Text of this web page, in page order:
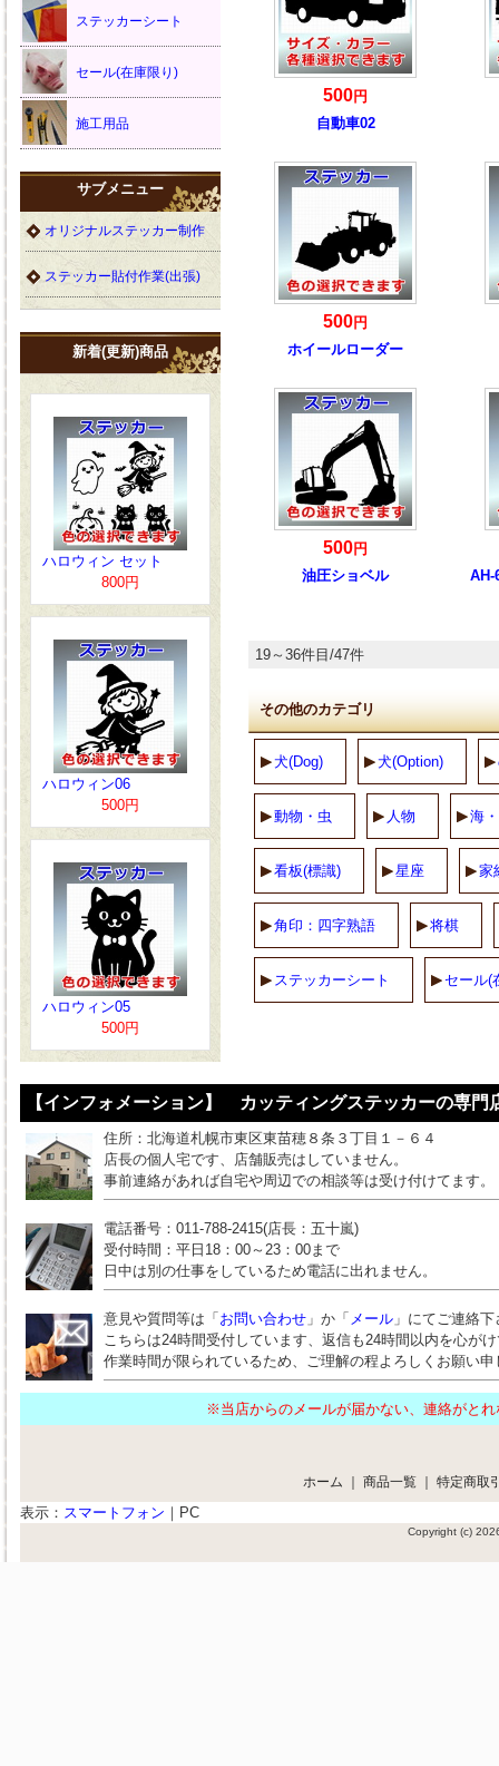
500円
自動車02
500円
ホイールローダー
500円
油圧ショベル
AH-
19～36件目/47件
その他のカテゴリ
犬(Dog) 犬(Option)
動物・虫 人物 海
看板(標識) 星座 家
角印：四字熟語 将棋
ステッカーシート セール(
ステッカーシート
セール(在庫限り)
施工用品
サブメニュー
オリジナルステッカー制作
ステッカー貼付作業(出張)
新着(更新)商品
ハロウィン セット
800円
ハロウィン06
500円
ハロウィン05
500円
【インフォメーション】 カッティングステッカーの専門
住所：北海道札幌市東区東苗穂８条３丁目１－６４
店長の個人宅です、店舗販売はしていません。
事前連絡があれば自宅や周辺での相談等は受け付けてます。
電話番号：011-788-2415(店長：五十嵐)
受付時間：平日18：00～23：00まで
日中は別の仕事をしているため電話に出れません。
意見や質問等は「 お問い合わせ 」か「 メール 」にてご連絡
こちらは24時間受付しています、返信も24時間以内を心が
作業時間が限られているため、ご理解の程よろしくお願い申
※当店からのメールが届かない、連絡が
ホーム ｜ 商品一覧 ｜ 特定商取
表示： スマートフォン ｜ PC
Copyright (c)